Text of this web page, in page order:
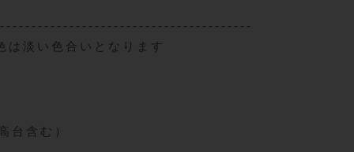
淡い色合いとなります
台含む）